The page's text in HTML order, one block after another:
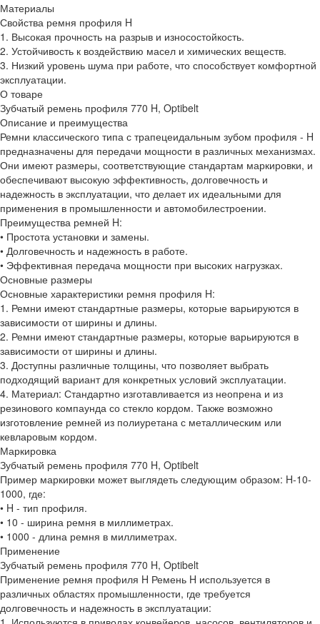
Материалы
Свойства ремня профиля H
1. Высокая прочность на разрыв и износостойкость.
2. Устойчивость к воздействию масел и химических веществ.
3. Низкий уровень шума при работе, что способствует комфортной
эксплуатации.
О товаре
Зубчатый ремень профиля 770 H, Optibelt
Описание и преимущества
Ремни классического типа с трапецеидальным зубом профиля - H
предназначены для передачи мощности в различных механизмах.
Они имеют размеры, соответствующие стандартам маркировки, и
обеспечивают высокую эффективность, долговечность и
надежность в эксплуатации, что делает их идеальными для
применения в промышленности и автомобилестроении.
Преимущества ремней H:
• Простота установки и замены.
• Долговечность и надежность в работе.
• Эффективная передача мощности при высоких нагрузках.
Основные размеры
Основные характеристики ремня профиля H:
1. Ремни имеют стандартные размеры, которые варьируются в
зависимости от ширины и длины.
2. Ремни имеют стандартные размеры, которые варьируются в
зависимости от ширины и длины.
3. Доступны различные толщины, что позволяет выбрать
подходящий вариант для конкретных условий эксплуатации.
4. Материал: Стандартно изготавливается из неопрена и из
резинового компаунда со стекло кордом. Также возможно
изготовление ремней из полиуретана с металлическим или
кевларовым кордом.
Маркировка
Зубчатый ремень профиля 770 H, Optibelt
Пример маркировки может выглядеть следующим образом: H-10-
1000, где:
• H - тип профиля.
• 10 - ширина ремня в миллиметрах.
• 1000 - длина ремня в миллиметрах.
Применение
Зубчатый ремень профиля 770 H, Optibelt
Применение ремня профиля H Ремень H используется в
различных областях промышленности, где требуется
долговечность и надежность в эксплуатации: